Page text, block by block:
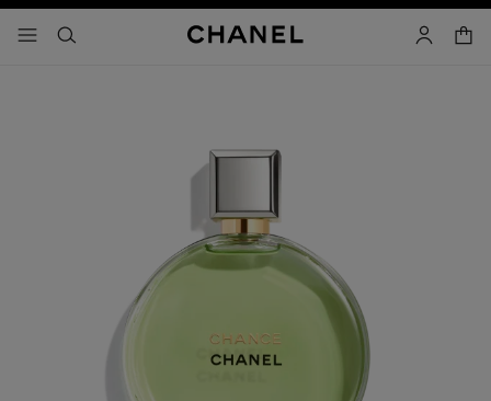
メニュー - メインナビゲーション
- メインナビゲーション
検索 マイアカ
カー